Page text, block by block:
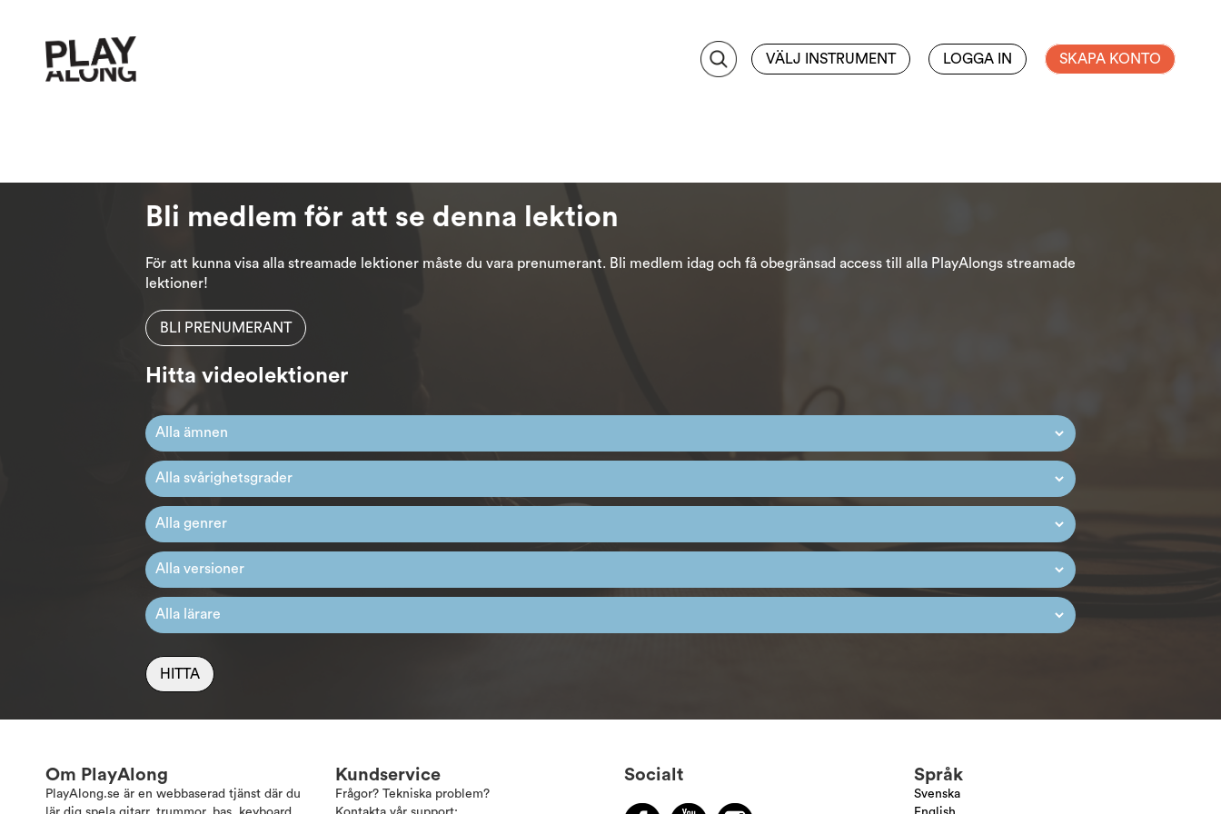
VÄLJ INSTRUMENT LOGGA IN SKAPA KONTO
Bli medlem för att se denna lektion
För att kunna visa alla streamade lektioner måste du vara prenumerant. Bli medlem idag och få obegränsad access till alla PlayAlongs streamade
lektioner!
BLI PRENUMERANT
Hitta videolektioner
HITTA
Om PlayAlong
PlayAlong.se är en webbaserad tjänst där du
Kundservice
Frågor? Tekniska problem?
Socialt Språk
Svenska